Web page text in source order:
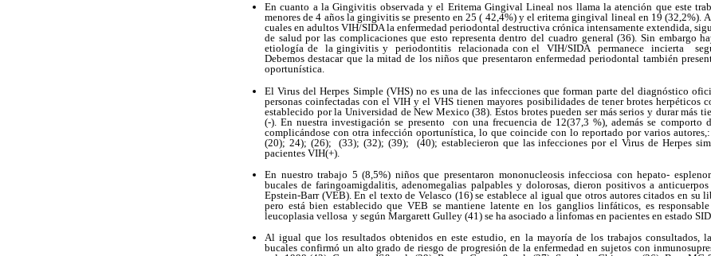
En cuanto a la Gingivitis observada y el Eritema Gingival Lineal nos llama la atención que este
menores de 4 años la gingivitis se presento en 25 ( 42,4%) y el eritema gingival lineal en 19 (32,2%).
cuales en adultos VIH/SIDA la enfermedad periodontal destructiva crónica intensamente extendida,
de salud por las complicaciones que esto representa dentro del cuadro general (36). Sin embargo
etiología de la gingivitis y periodontitis relacionada con el VIH/SIDA permanece incierta
Debemos destacar que la mitad de los niños que presentaron enfermedad periodontal también
oportunística.
El Virus del Herpes Simple (VHS) no es una de las infecciones que forman parte del diagnóstico
personas coinfectadas con el VIH y el VHS tienen mayores posibilidades de tener brotes herpéticos
establecido por la Universidad de New Mexico (38). Estos brotes pueden ser más serios y durar más
(-). En nuestra investigación se presento con una frecuencia de 12(37,3 %), además se comporto
complicándose con otra infección oportunística, lo que coincide con lo reportado por varios
(20); 24); (26); (33); (32); (39); (40); establecieron que las infecciones por el Virus de Herpes
pacientes VIH(+).
En nuestro trabajo 5 (8,5%) niños que presentaron mononucleosis infecciosa con hepato-
bucales de faringoamigdalitis, adenomegalias palpables y dolorosas, dieron positivos a
Epstein-Barr (VEB). En el texto de Velasco (16) se establece al igual que otros autores citados en su
pero está bien establecido que VEB se mantiene latente en los ganglios linfáticos, es
leucoplasia vellosa y según Margarett Gulley (41) se ha asociado a linfomas en pacientes en estado
Al igual que los resultados obtenidos en este estudio, en la mayoría de los trabajos consultados,
bucales confirmó un alto grado de riesgo de progresión de la enfermedad en sujetos con